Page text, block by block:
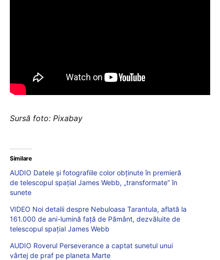
Sursă foto: Pixabay
Similare
AUDIO Datele și fotografiile color obținute în premieră
de telescopul spațial James Webb, „transformate” în
sunete
VIDEO Noi detalii despre Nebuloasa Tarantula, aflată la
161.000 de ani-lumină față de Pământ, dezvăluite de
telescopul spațial James Webb
AUDIO Roverul Perseverance a captat sunetul unui
vârtej de praf pe planeta Marte